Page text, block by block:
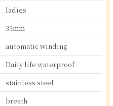
ladies
33mm
automatic winding
Daily life waterproof
stainless steel
breath